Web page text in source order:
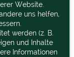
Website.
uns helfen,
werden (z. B.
und Inhalte
Informationen